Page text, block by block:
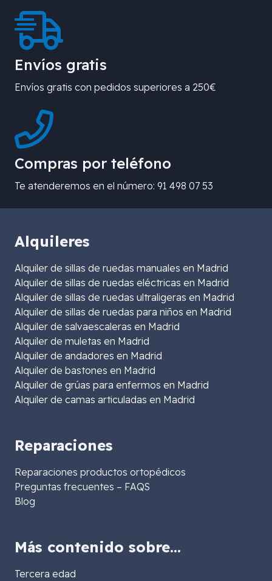
Envíos gratis
Envíos gratis con pedidos superiores a 250€
Compras por teléfono
Te atenderemos en el número: 91 498 07 53
Alquileres
Alquiler de sillas de ruedas manuales en Madrid
Alquiler de sillas de ruedas eléctricas en Madrid
Alquiler de sillas de ruedas ultraligeras en Madrid
Alquiler de sillas de ruedas para niños en Madrid
Alquiler de salvaescaleras en Madrid
Alquiler de muletas en Madrid
Alquiler de andadores en Madrid
Alquiler de bastones en Madrid
Alquiler de grúas para enfermos en Madrid
Alquiler de camas articuladas en Madrid
Reparaciones
Reparaciones productos ortopédicos
Preguntas frecuentes – FAQS
Blog
Más contenido sobre…
Tercera edad